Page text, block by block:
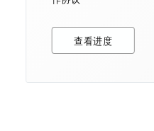
查看进度